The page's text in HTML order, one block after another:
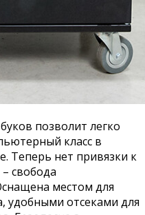
позволит легко
класс в
Теперь нет привязки к
свобода
местом для
удобными отсеками для